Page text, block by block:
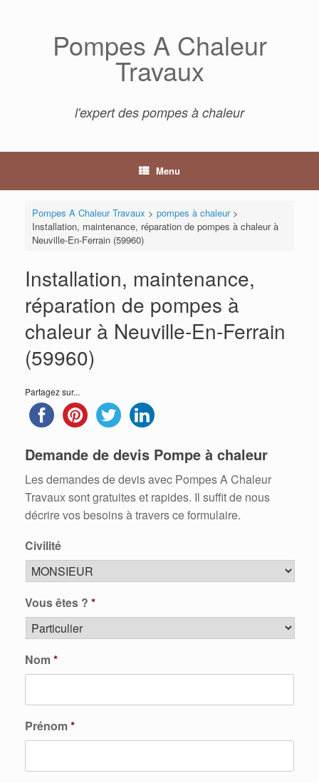
Pompes A Chaleur
Travaux
l'expert des pompes à chaleur
Menu
Pompes A Chaleur Travaux > pompes à chaleur>
Installation, maintenance, réparation de pompes à chaleur à
Neuville-En-Ferrain (59960)
Installation, maintenance,
réparation de pompes à
chaleur à Neuville-En-Ferrain
(59960)
Partagez sur...
Demande de devis Pompe à chaleur
Les demandes de devis avec Pompes A Chaleur
Travaux sont gratuites et rapides. Il suffit de nous
décrire vos besoins à travers ce formulaire.
Civilité
Vous êtes ? *
Nom*
Prénom*